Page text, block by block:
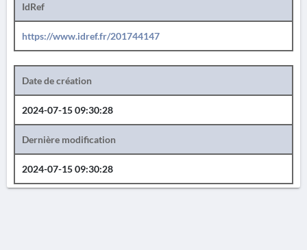
IdRef
https://www.idref.fr/201744147
Date de création
2024-07-15 09:30:28
Dernière modification
2024-07-15 09:30:28